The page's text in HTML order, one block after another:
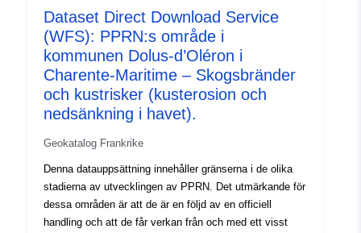
Resurs:
http://inspire.ec.europa.eu/
codelist/ResourceType/services
Dataset Direct Download Service
(WFS): PPRN:s område i
kommunen Dolus-d’Oléron i
Charente-Maritime – Skogsbränder
och kustrisker (kusterosion och
nedsänkning i havet).
Geokatalog Frankrike
Denna datauppsättning innehåller gränserna i de olika
stadierna av utvecklingen av PPRN. Det utmärkande för
dessa områden är att de är en följd av en officiell
handling och att de får verkan från och med ett visst